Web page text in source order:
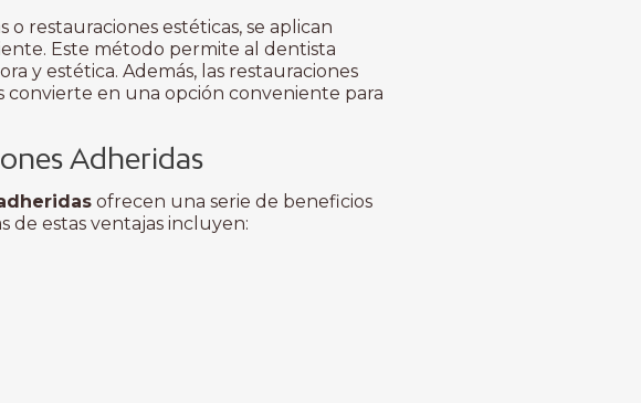
restauraciones estéticas, se aplican
Este método permite al dentista
y estética. Además, las restauraciones
convierte en una opción conveniente para
Adheridas
ofrecen una serie de beneficios
de estas ventajas incluyen: